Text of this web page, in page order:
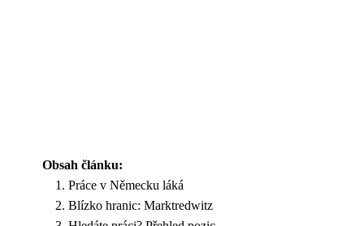
Obsah článku:
Práce v Německu láká
Blízko hranic: Marktredwitz